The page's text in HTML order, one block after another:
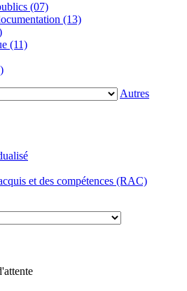
(07)
(13)
(11)
Autres
et des compétences (RAC)